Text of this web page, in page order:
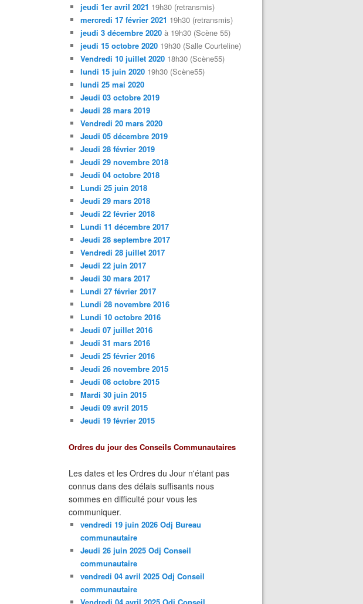
jeudi 1er avril 2021 19h30 (retransmis)
mercredi 17 février 2021 19h30 (retransmis)
jeudi 3 décembre 2020 à 19h30 (Scène 55)
jeudi 15 octobre 2020 19h30 (Salle Courteline)
Vendredi 10 juillet 2020 18h30 (Scène55)
lundi 15 juin 2020 19h30 (Scène55)
lundi 25 mai 2020
Jeudi 03 octobre 2019
Jeudi 28 mars 2019
Vendredi 20 mars 2020
Jeudi 05 décembre 2019
Jeudi 28 février 2019
Jeudi 29 novembre 2018
Jeudi 04 octobre 2018
Lundi 25 juin 2018
Jeudi 29 mars 2018
Jeudi 22 février 2018
Lundi 11 décembre 2017
Jeudi 28 septembre 2017
Vendredi 28 juillet 2017
Jeudi 22 juin 2017
Jeudi 30 mars 2017
Lundi 27 février 2017
Lundi 28 novembre 2016
Lundi 10 octobre 2016
Jeudi 07 juillet 2016
Jeudi 31 mars 2016
Jeudi 25 février 2016
Jeudi 26 novembre 2015
Jeudi 08 octobre 2015
Mardi 30 juin 2015
Jeudi 09 avril 2015
Jeudi 19 février 2015
Ordres du jour des Conseils Communautaires
Les dates et les Ordres du Jour n'étant pas
connus dans des délais suffisants nous
sommes en difficulté pour vous les
communiquer.
vendredi 19 juin 2026 Odj Bureau
communautaire
Jeudi 26 juin 2025 Odj Conseil
communautaire
vendredi 04 avril 2025 Odj Conseil
communautaire